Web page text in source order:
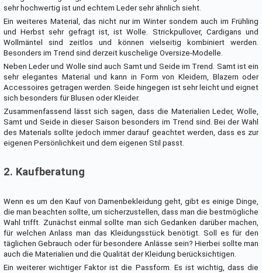
sehr hochwertig ist und echtem Leder sehr ähnlich sieht.
Ein weiteres Material, das nicht nur im Winter sondern auch im Frühling
und Herbst sehr gefragt ist, ist Wolle. Strickpullover, Cardigans und
Wollmäntel sind zeitlos und können vielseitig kombiniert werden.
Besonders im Trend sind derzeit kuschelige Oversize-Modelle.
Neben Leder und Wolle sind auch Samt und Seide im Trend. Samt ist ein
sehr elegantes Material und kann in Form von Kleidern, Blazern oder
Accessoires getragen werden. Seide hingegen ist sehr leicht und eignet
sich besonders für Blusen oder Kleider.
Zusammenfassend lässt sich sagen, dass die Materialien Leder, Wolle,
Samt und Seide in dieser Saison besonders im Trend sind. Bei der Wahl
des Materials sollte jedoch immer darauf geachtet werden, dass es zur
eigenen Persönlichkeit und dem eigenen Stil passt.
2. Kaufberatung
Wenn es um den Kauf von Damenbekleidung geht, gibt es einige Dinge,
die man beachten sollte, um sicherzustellen, dass man die bestmögliche
Wahl trifft. Zunächst einmal sollte man sich Gedanken darüber machen,
für welchen Anlass man das Kleidungsstück benötigt. Soll es für den
täglichen Gebrauch oder für besondere Anlässe sein? Hierbei sollte man
auch die Materialien und die Qualität der Kleidung berücksichtigen.
Ein weiterer wichtiger Faktor ist die Passform. Es ist wichtig, dass die